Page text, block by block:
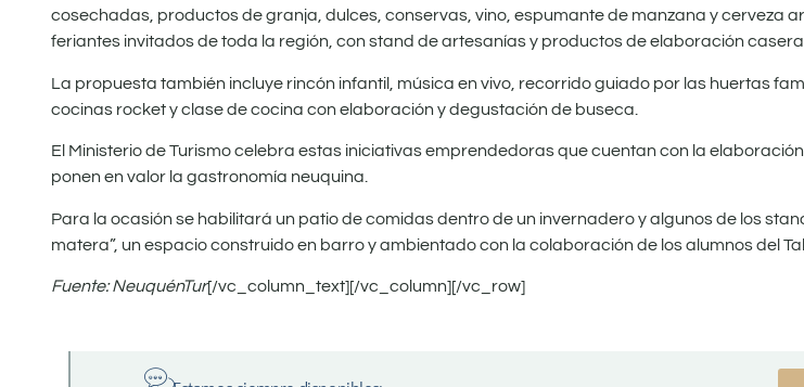
cosechadas, productos de granja, dulces, conservas, vino, espumante de manzana y cerveza
feriantes invitados de toda la región, con stand de artesanías y productos de elaboración
La propuesta también incluye rincón infantil, música en vivo, recorrido guiado por las huertas
cocinas rocket y clase de cocina con elaboración y degustación de buseca.
El Ministerio de Turismo celebra estas iniciativas emprendedoras que cuentan con la
ponen en valor la gastronomía neuquina.
Para la ocasión se habilitará un patio de comidas dentro de un invernadero y algunos de los
matera”, un espacio construido en barro y ambientado con la colaboración de los alumnos del
Fuente: NeuquénTur[/vc_column_text][/vc_column][/vc_row]